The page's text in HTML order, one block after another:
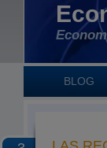
BLOG